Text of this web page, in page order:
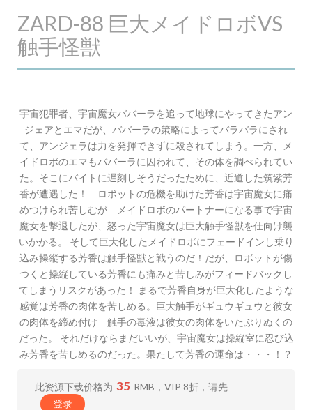
ZARD-88 巨大メイドロボVS
触手怪獣
宇宙犯罪者、宇宙魔女ババーラを追って地球にやってきたアン
ジェアとエマだが、ババーラの策略によってバラバラにされ
て、アンジェラは力を発揮できずに殺されてしまう。一方、メ
イドロボのエマもババーラに囚われて、その体を調べられてい
た。そこにバイトに遅刻しそうだったために、近道した筑紫芳
香が遭遇した！ ロボットの危機を助けた芳香は宇宙魔女に痛
めつけられ苦しむが メイドロボのパートナーになる事で宇宙
魔女を撃退したが、怒った宇宙魔女は巨大触手怪獣を仕向け襲
いかかる。 そして巨大化したメイドロボにフェードインし乗り
込み操縦する芳香は触手怪獣と戦うのだ！だが、ロボットが傷
つくと操縦している芳香にも痛みと苦しみがフィードバックし
てしまうリスクがあった！ まるで芳香自身が巨大化したような
感覚は芳香の肉体を苦しめる。巨大触手がギュウギュウと彼女
の肉体を締め付け 触手の毒液は彼女の肉体をいたぶりぬくの
だった。 それだけならまだいいが、宇宙魔女は操縦室に忍び込
み芳香を苦しめるのだった。果たして芳香の運命は・・・！？
此资源下载价格为 35 RMB，VIP 8折，请先
登录